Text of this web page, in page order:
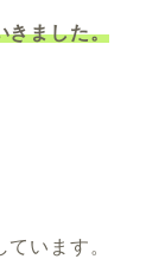
きました。
ています。